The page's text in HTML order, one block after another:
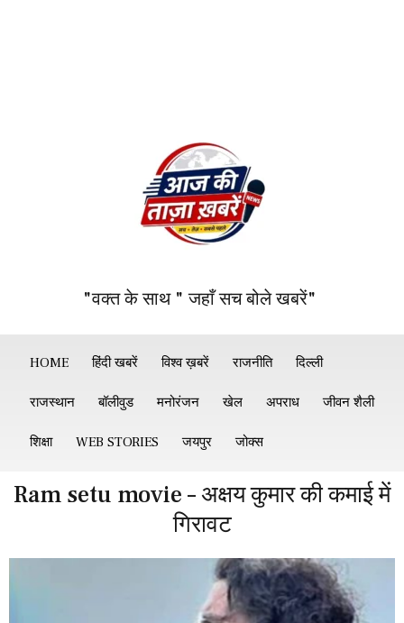
"वक्त के साथ " जहाँ सच बोले खबरें"
HOME हिंदी खबरें विश्व ख़बरें राजनीति दिल्ली
राजस्थान बॉलीवुड मनोरंजन खेल अपराध जीवन शैली
शिक्षा WEB STORIES जयपुर जोक्स
Ram setu movie – अक्षय कुमार की कमाई में
गिरावट